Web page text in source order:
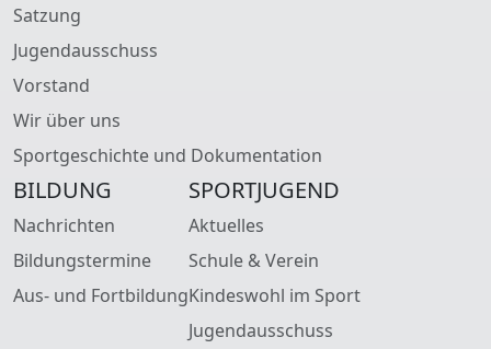
Satzung
Jugendausschuss
Vorstand
Wir über uns
Sportgeschichte und Dokumentation
BILDUNG
Nachrichten
Bildungstermine
Aus- und Fortbildung
SPORTJUGEND
Aktuelles
Schule & Verein
Kindeswohl im Sport
Jugendausschuss